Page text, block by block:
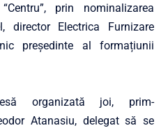
prin nominalizarea
director Electrica Furnizare
președinte al formațiunii
organizată joi, prim-
Atanasiu, delegat să se